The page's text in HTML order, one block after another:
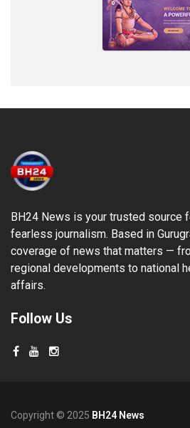
BH24 News is your trusted source
fearless journalism. Based in
coverage of news that matters —
regional developments to national
affairs.
Follow Us
Copyright © 2025 BH24 News